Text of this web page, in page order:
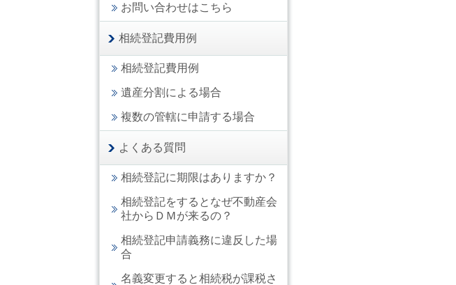
お問い合わせはこちら
相続登記費用例
相続登記費用例
遺産分割による場合
複数の管轄に申請する場合
よくある質問
相続登記に期限はありますか？
相続登記をするとなぜ不動産会
社からＤＭが来るの？
相続登記申請義務に違反した場
合
名義変更すると相続税が課税さ